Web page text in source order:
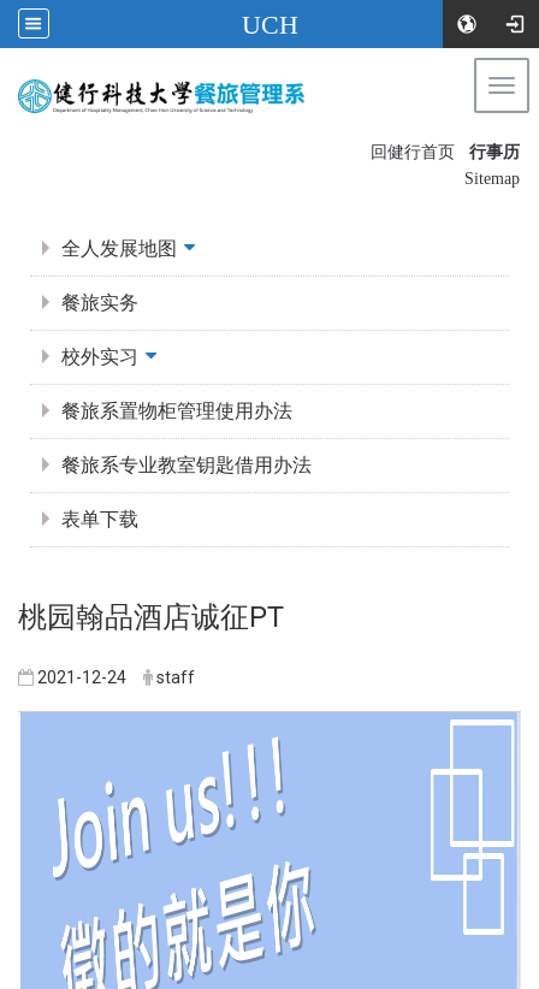
UCH
回健行首页
行事历
Sitemap
全人发展地图
餐旅实务
校外实习
餐旅系置物柜管理使用办法
餐旅系专业教室钥匙借用办法
表单下载
桃园翰品酒店诚征PT
2021-12-24 staff